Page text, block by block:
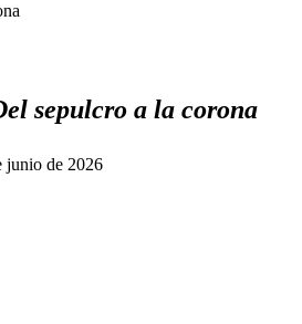
sepulcro a la corona
junio de 2026